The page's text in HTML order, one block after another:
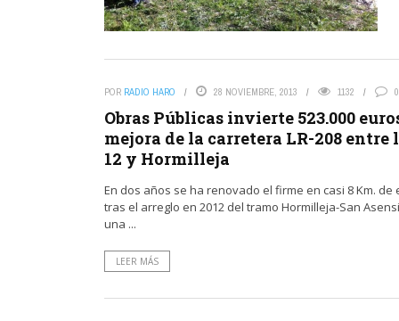
POR RADIO HARO 28 NOVIEMBRE, 2013 1132 0
Obras Públicas invierte 523.000
mejora de la carretera LR-208 entre
12 y Hormilleja
En dos años se ha renovado el firme en casi 8 Km. de
tras el arreglo en 2012 del tramo Hormilleja-San
una ...
LEER MÁS